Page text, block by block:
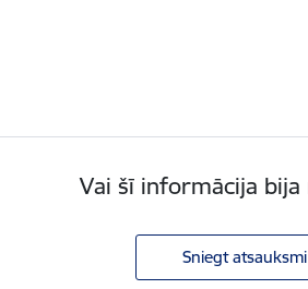
Vai šī informācija bija
Sniegt atsauksmi